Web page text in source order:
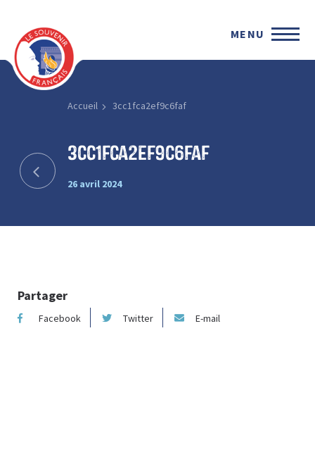
MENU
Accueil 3cc1fca2ef9c6faf
3cc1fca2ef9c6faf
26 avril 2024
Partager
Facebook Twitter E-mail